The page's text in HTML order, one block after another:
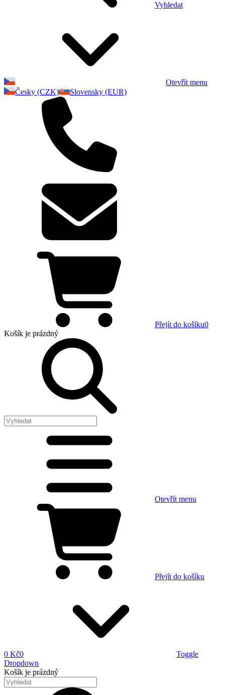
Vyhledat
Otevřít menu
Česky (CZK)
Slovensky (EUR)
Přejít do košíku0
Košík je prázdný
Otevřít menu
Přejít do košíku
0 Kč0
Toggle
Dropdown
Košík je prázdný